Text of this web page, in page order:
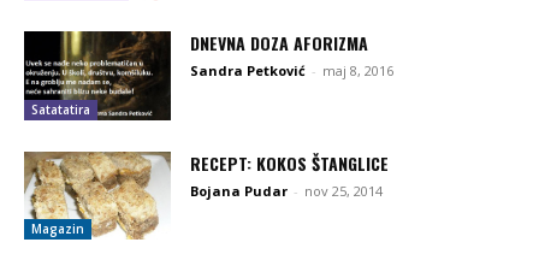
Satatatira
DNEVNA DOZA AFORIZMA
Sandra Petković - maj 8, 2016
Magazin
RECEPT: KOKOS ŠTANGLICE
Bojana Pudar - nov 25, 2014